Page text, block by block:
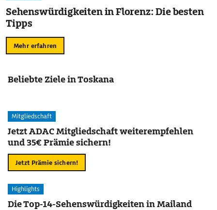
Sehenswürdigkeiten in Florenz: Die besten
Tipps
Mehr erfahren
Beliebte Ziele in Toskana
Mitgliedschaft
Jetzt ADAC Mitgliedschaft weiterempfehlen
und 35€ Prämie sichern!
Jetzt Prämie sichern!
Highlights
Die Top-14-Sehenswürdigkeiten in Mailand